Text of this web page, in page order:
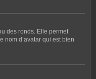
des ronds. Elle permet
nom d’avatar qui est bien